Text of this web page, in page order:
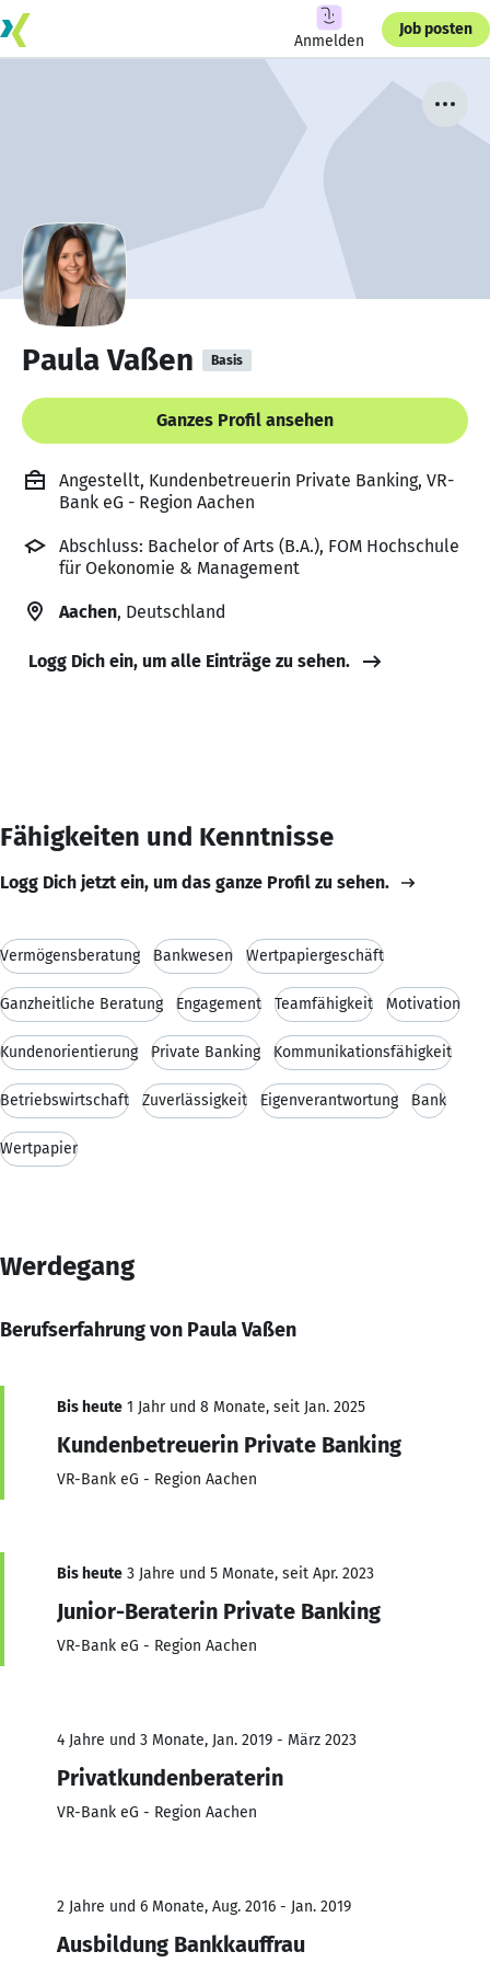
Anmelden
Job posten
Paula Vaßen Basis
Ganzes Profil ansehen
Angestellt, Kundenbetreuerin Private Banking, VR-
Bank eG - Region Aachen
Abschluss: Bachelor of Arts (B.A.), FOM Hochschule
für Oekonomie & Management
Aachen, Deutschland
Logg Dich ein, um alle Einträge zu sehen.
Fähigkeiten und Kenntnisse
Logg Dich jetzt ein, um das ganze Profil zu sehen.
Vermögensberatung Bankwesen Wertpapiergeschäft
Ganzheitliche Beratung Engagement Teamfähigkeit Motivation
Kundenorientierung Private Banking Kommunikationsfähigkeit
Betriebswirtschaft Zuverlässigkeit Eigenverantwortung Bank
Wertpapier
Werdegang
Berufserfahrung von Paula Vaßen
Bis heute 1 Jahr und 8 Monate, seit Jan. 2025
Kundenbetreuerin Private Banking
VR-Bank eG - Region Aachen
Bis heute 3 Jahre und 5 Monate, seit Apr. 2023
Junior-Beraterin Private Banking
VR-Bank eG - Region Aachen
4 Jahre und 3 Monate, Jan. 2019 - März 2023
Privatkundenberaterin
VR-Bank eG - Region Aachen
2 Jahre und 6 Monate, Aug. 2016 - Jan. 2019
Ausbildung Bankkauffrau